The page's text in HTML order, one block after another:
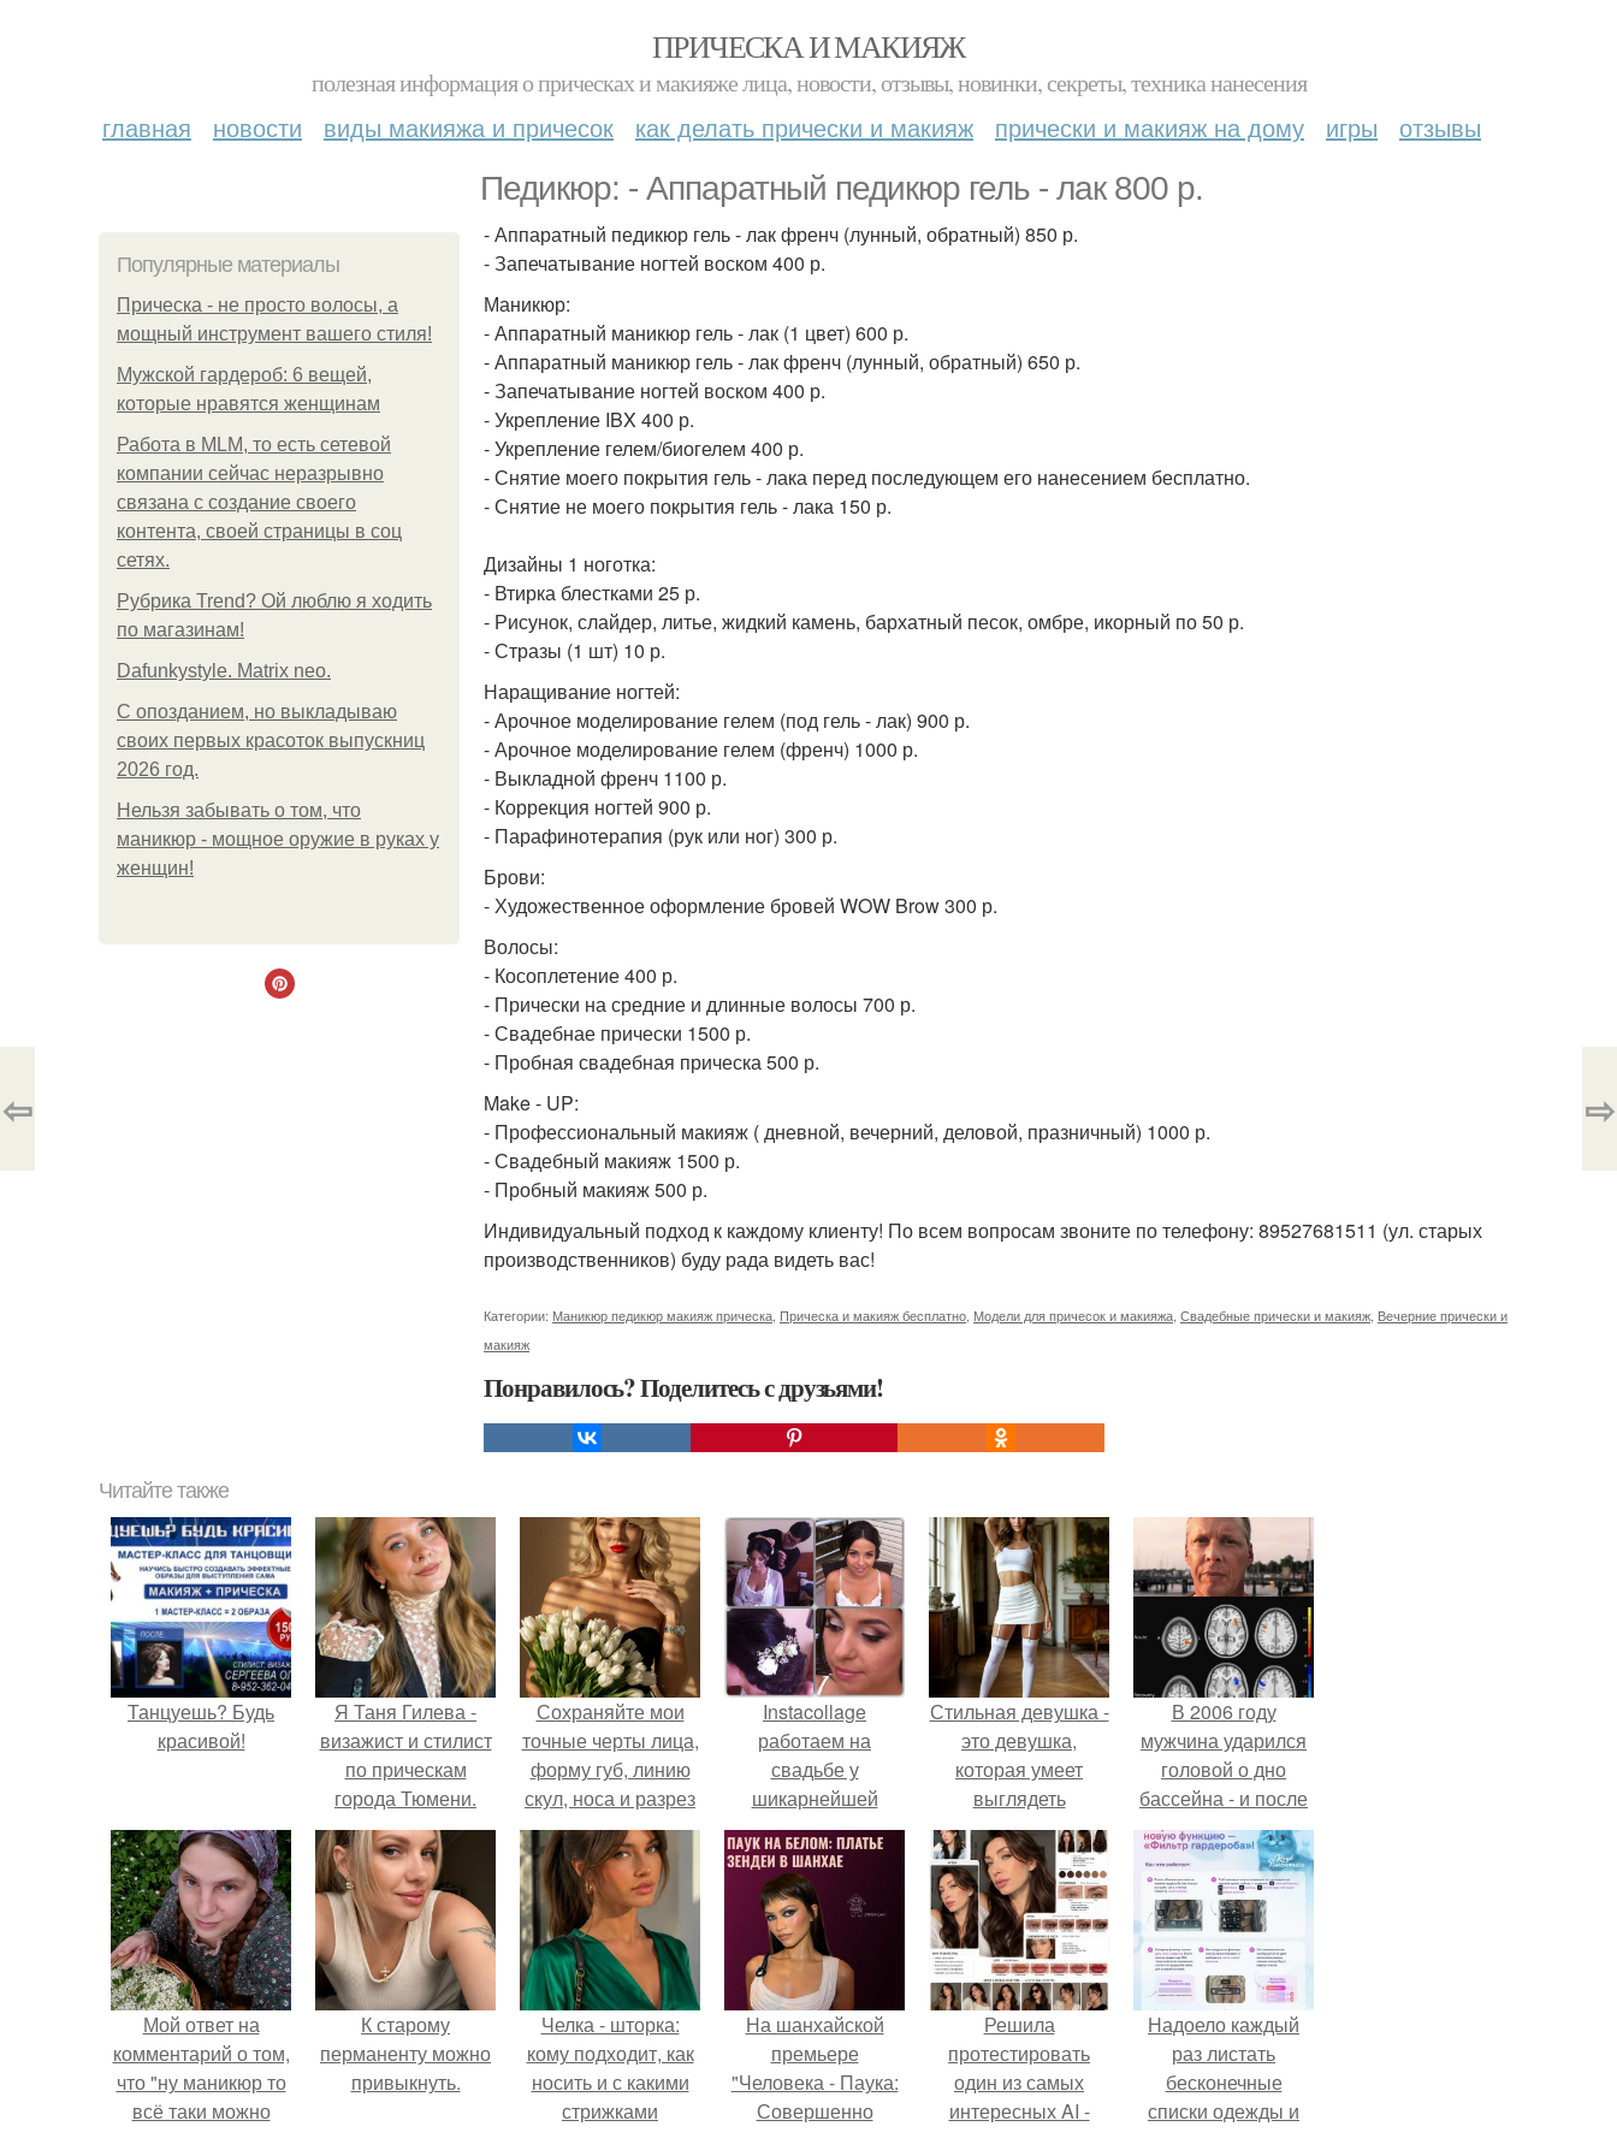
ПРИЧЕСКА И МАКИЯЖ
полезная информация о прическах и макияже лица, новости, отзывы, новинки, секреты, техника нанесения
главная новости виды макияжа и причесок как делать прически и макияж прически и макияж на дому игры отзывы
Педикюр: - Аппаратный педикюр гель - лак 800 р.
Популярные материалы
Прическа - не просто волосы, а
мощный инструмент вашего стиля!
Мужской гардероб: 6 вещей,
которые нравятся женщинам
Работа в MLM, то есть сетевой
компании сейчас неразрывно
связана с создание своего
контента, своей страницы в соц
сетях.
Рубрика Trend? Ой люблю я ходить
по магазинам!
Dafunkystyle. Matrix neo.
С опозданием, но выкладываю
своих первых красоток выпускниц
2026 год.
Нельзя забывать о том, что
маникюр - мощное оружие в руках у
женщин!
- Аппаратный педикюр гель - лак френч (лунный, обратный) 850 р.
- Запечатывание ногтей воском 400 р.
Маникюр:
- Аппаратный маникюр гель - лак (1 цвет) 600 р.
- Аппаратный маникюр гель - лак френч (лунный, обратный) 650 р.
- Запечатывание ногтей воском 400 р.
- Укрепление IBX 400 р.
- Укрепление гелем/биогелем 400 р.
- Снятие моего покрытия гель - лака перед последующем его нанесением бесплатно.
- Снятие не моего покрытия гель - лака 150 р.
Дизайны 1 ноготка:
- Втирка блестками 25 р.
- Рисунок, слайдер, литье, жидкий камень, бархатный песок, омбре, икорный по 50 р.
- Стразы (1 шт) 10 р.
Наращивание ногтей:
- Арочное моделирование гелем (под гель - лак) 900 р.
- Арочное моделирование гелем (френч) 1000 р.
- Выкладной френч 1100 р.
- Коррекция ногтей 900 р.
- Парафинотерапия (рук или ног) 300 р.
Брови:
- Художественное оформление бровей WOW Brow 300 р.
Волосы:
- Косоплетение 400 р.
- Прически на средние и длинные волосы 700 р.
- Свадебнае прически 1500 р.
- Пробная свадебная прическа 500 р.
Make - UP:
- Профессиональный макияж ( дневной, вечерний, деловой, празничный) 1000 р.
- Свадебный макияж 1500 р.
- Пробный макияж 500 р.
Индивидуальный подход к каждому клиенту! По всем вопросам звоните по телефону: 89527681511 (ул. старых
производственников) буду рада видеть вас!
Категории: Маникюр педикюр макияж прическа Прическа и макияж бесплатно Модели для причесок и макияжа Свадебные прически и макияж Вечерние прически и
макияж
Понравилось? Поделитесь с друзьями!
⇦ ⇨
Читайте также
Танцуешь? Будь
красивой!
Я Таня Гилева -
визажист и стилист
по прическам
города Тюмени.
Сохраняйте мои
точные черты лица,
форму губ, линию
скул, носа и разрез
глаз.
Instacollage
работаем на
свадьбе у
шикарнейшей
невесты Даши в
загородном отеле
акватория?
Стильная девушка -
это девушка,
которая умеет
выглядеть
привлекательно и
элегантно в любои
ситуации.
В 2006 году
мужчина ударился
головой о дно
бассейна - и после
этого его жизнь
изменилась самым
странным образом.
Мой ответ на
комментарий о том,
что "ну маникюр то
всё таки можно
К старому
перманенту можно
привыкнуть.
Челка - шторка:
кому подходит, как
носить и с какими
стрижками
На шанхайской
премьере
"Человека - Паука:
Совершенно
Решила
протестировать
один из самых
интересных AI -
Надоело каждый
раз листать
бесконечные
списки одежды и